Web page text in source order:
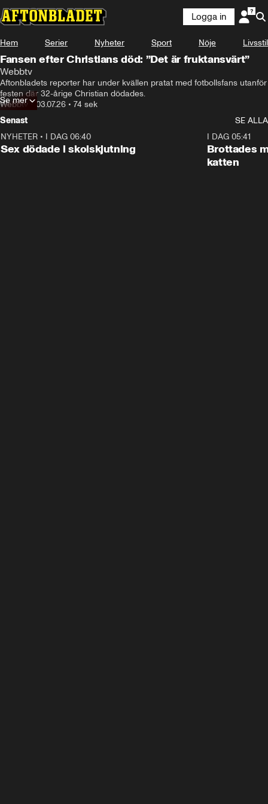
Logga in
Hem Serier Nyheter Sport Nöje Livsstil
Fansen efter Christians död: ”Det är fruktansvärt”
Webbtv
Aftonbladets reporter har under kvällen pratat med fotbollsfans utanför
Webbtv • 03.07.26 • 74 sek
Se mer
Senast
SE ALLA
NYHETER • I DAG 06:40
Sex dödade i skolskjutning
I DAG 05:41
Brottades
katten